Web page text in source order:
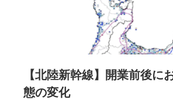
【北陸新幹線】開業前後に
態の変化